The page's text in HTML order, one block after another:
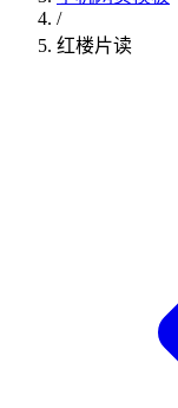
/
红楼片读